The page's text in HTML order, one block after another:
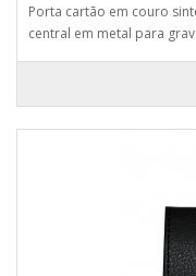
Porta cartão em couro
central em metal para